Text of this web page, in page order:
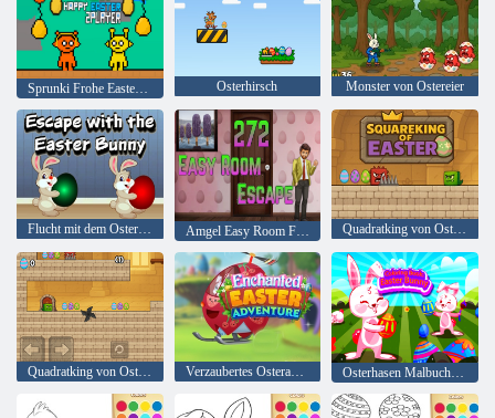
Sprunki Frohe Easter 2 Player Osterhirsch Monster von Ostereier
Flucht mit dem Osterhasen Amgel Easy Room Flucht 272 Quadratking von Ostern
Quadratking von Ostern Verzaubertes Osterabenteuer Osterhasen Malbuchbuch